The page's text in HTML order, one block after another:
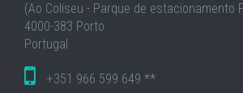
(Ao Coliseu - Parque de estacionamento
4000-383 Porto
Portugal
+351 966 599 649 **